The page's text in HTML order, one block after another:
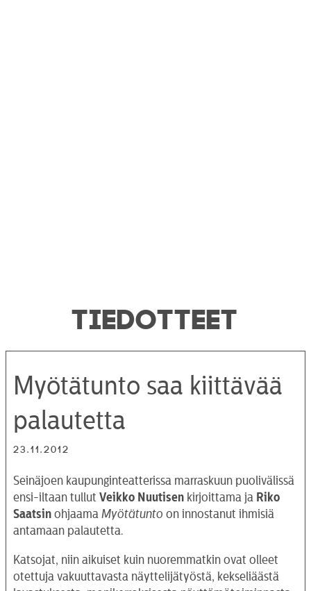
TIEDOTTEET
Myötätunto saa kiittävää
palautetta
23.11.2012
Seinäjoen kaupunginteatterissa marraskuun puolivälissä
ensi-iltaan tullut Veikko Nuutisen kirjoittama ja Riko
Saatsin ohjaama Myötätunto on innostanut ihmisiä
antamaan palautetta.
Katsojat, niin aikuiset kuin nuoremmatkin ovat olleet
otettuja vakuuttavasta näyttelijätyöstä, kekseliäästä